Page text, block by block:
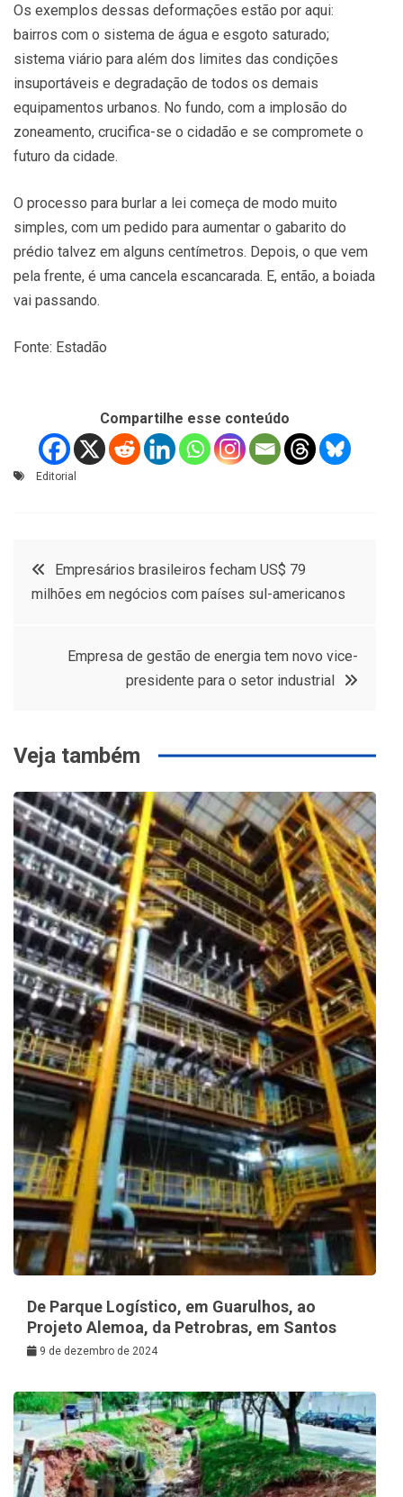
Os exemplos dessas deformações estão por aqui:
bairros com o sistema de água e esgoto saturado;
sistema viário para além dos limites das condições
insuportáveis e degradação de todos os demais
equipamentos urbanos. No fundo, com a implosão do
zoneamento, crucifica-se o cidadão e se compromete o
futuro da cidade.
O processo para burlar a lei começa de modo muito
simples, com um pedido para aumentar o gabarito do
prédio talvez em alguns centímetros. Depois, o que vem
pela frente, é uma cancela escancarada. E, então, a boiada
vai passando.
Fonte: Estadão
Compartilhe esse conteúdo
Editorial
Navegação
Post
Empresários brasileiros fecham US$ 79
milhões em negócios com países sul-americanos
Empresa de gestão de energia tem novo vice-
presidente para o setor industrial
Veja também
De Parque Logístico, em Guarulhos, ao
Projeto Alemoa, da Petrobras, em Santos
9 de dezembro de 2024